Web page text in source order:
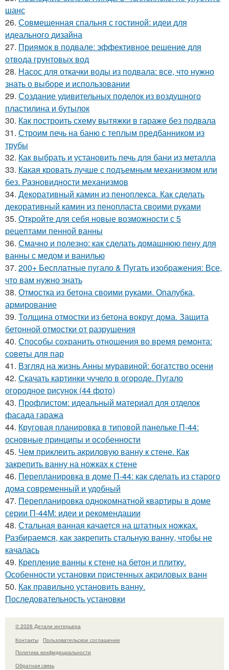
шанс
26. Совмещенная спальня с гостиной: идеи для
идеального дизайна
27. Приямок в подвале: эффективное решение для
отвода грунтовых вод
28. Насос для откачки воды из подвала: все, что нужно
знать о выборе и использовании
29. Создание удивительных поделок из воздушного
пластилина и бутылок
30. Как построить схему вытяжки в гараже без подвала
31. Строим печь на баню с теплым предбанником из
трубы
32. Как выбрать и установить печь для бани из металла
33. Какая кровать лучше с подъемным механизмом или
без. Разновидности механизмов
34. Декоративный камин из пеноплекса. Как сделать
декоративный камин из пенопласта своими руками
35. Откройте для себя новые возможности с 5
рецептами пенной ванны
36. Смачно и полезно: как сделать домашнюю пену для
ванны с медом и ванилью
37. 200+ Бесплатные пугало & Пугать изображения: Все,
что вам нужно знать
38. Отмостка из бетона своими руками. Опалубка,
армирование
39. Толщина отмостки из бетона вокруг дома. Защита
бетонной отмостки от разрушения
40. Способы сохранить отношения во время ремонта:
советы для пар
41. Взгляд на жизнь Анны муравиной: богатство осени
42. Скачать картинки чучело в огороде. Пугало
огородное рисунок (44 фото)
43. Профлистом: идеальный материал для отделок
фасада гаража
44. Круговая планировка в типовой панельке П-44:
основные принципы и особенности
45. Чем приклеить акриловую ванну к стене. Как
закрепить ванну на ножках к стене
46. Перепланировка в доме П-44: как сделать из старого
дома современный и удобный
47. Перепланировка однокомнатной квартиры в доме
серии П-44М: идеи и рекомендации
48. Стальная ванная качается на штатных ножках.
Разбираемся, как закрепить стальную ванну, чтобы не
качалась
49. Крепление ванны к стене на бетон и плитку.
Особенности установки пристенных акриловых ванн
50. Как правильно установить ванну.
Последовательность установки
© 2026 Детали интерьера
Контакты
Пользовательское соглашение
Политика конфидециальности
Обратная связь